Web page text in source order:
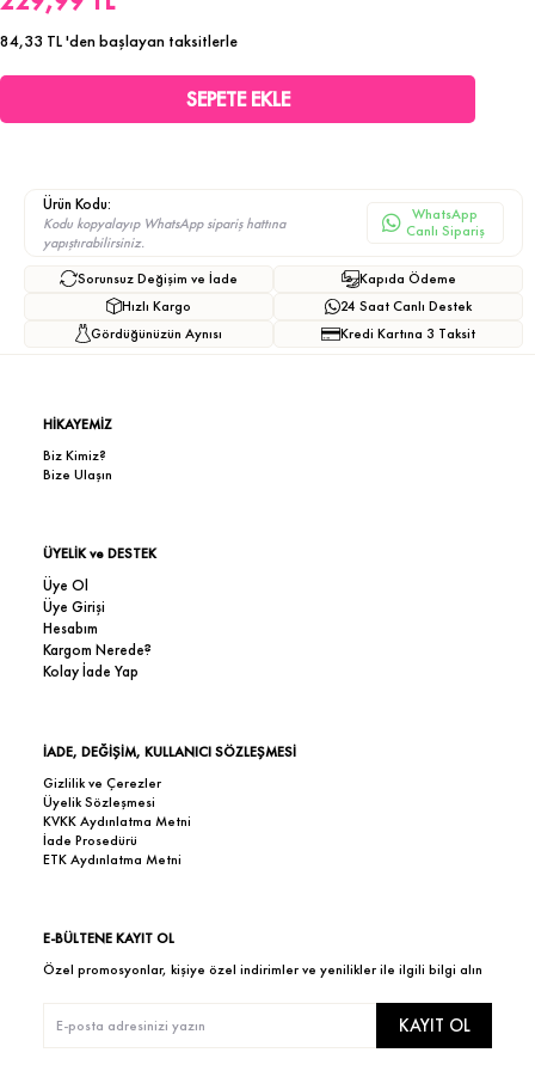
84,33 TL'den başlayan taksitlerle
Ürün Kodu:
Kodu kopyalayıp WhatsApp sipariş hattına
yapıştırabilirsiniz.
WhatsApp
Canlı Sipariş
Sorunsuz Değişim ve İade
Hızlı Kargo
Gördüğünüzün Aynısı
Kapıda Ödeme
24 Saat Canlı Destek
Kredi Kartına 3 Taksit
HİKAYEMİZ
Biz Kimiz?
Bize Ulaşın
ÜYELİK ve DESTEK
Üye Ol
Üye Girişi
Hesabım
Kargom Nerede?
Kolay İade Yap
İADE, DEĞİŞİM, KULLANICI SÖZLEŞMESİ
Gizlilik ve Çerezler
Üyelik Sözleşmesi
KVKK Aydınlatma Metni
İade Prosedürü
ETK Aydınlatma Metni
E-BÜLTENE KAYIT OL
Özel promosyonlar, kişiye özel indirimler ve yenilikler ile ilgili bilgi alın
KAYIT OL